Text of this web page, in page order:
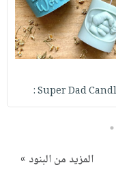
Super Dad
5
المزيد من البنود »